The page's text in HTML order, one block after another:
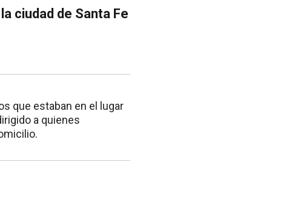
ciudad de Santa Fe
que estaban en el lugar
a quienes